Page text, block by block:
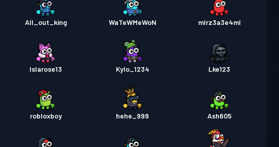
All_out_king WaTeWMeWoN mlrz3a3e4ml
Islarose13 Kylo_1234 Lke123
robloxboy hehe_999 Ash605